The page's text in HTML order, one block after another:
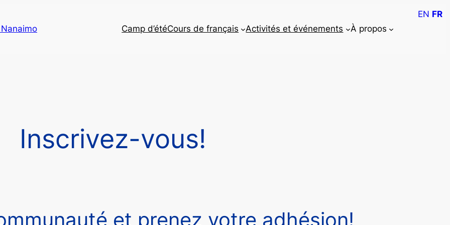
Camp d’étéCours de français Activités et événements À propos
Inscrivez-vous!
et prenez votre adhésion!
EN FR